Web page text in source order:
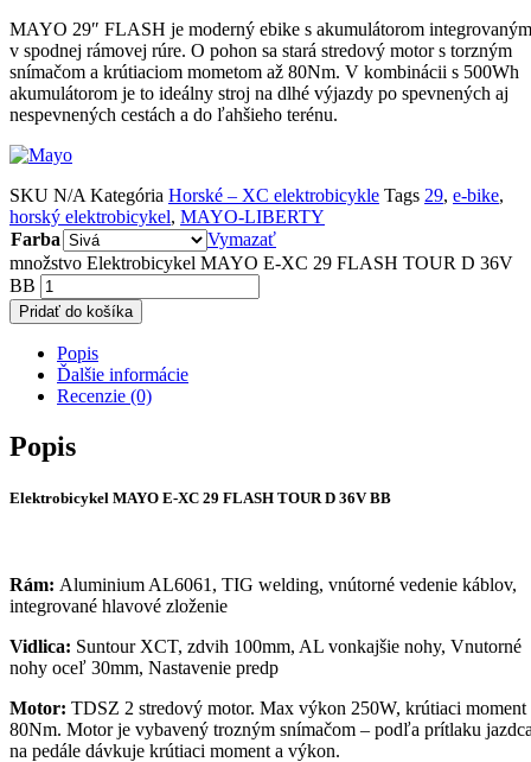
MAYO 29″ FLASH je moderný ebike s akumulátorom integrovaným
v spodnej rámovej rúre. O pohon sa stará stredový motor s torzným
snímačom a krútiaciom mometom až 80Nm. V kombinácii s 500Wh
akumulátorom je to ideálny stroj na dlhé výjazdy po spevnených aj
nespevnených cestách a do ľahšieho terénu.
SKU N/A Kategória Horské – XC elektrobicykle Tags 29, e-bike,
horský elektrobicykel, MAYO-LIBERTY
Farba
Vymazať
množstvo Elektrobicykel MAYO E-XC 29 FLASH TOUR D 36V
BB
Pridať do košíka
Popis
Ďalšie informácie
Recenzie (0)
Popis
Elektrobicykel MAYO E-XC 29 FLASH TOUR D 36V BB
Rám: Aluminium AL6061, TIG welding, vnútorné vedenie káblov,
integrované hlavové zloženie
Vidlica: Suntour XCT, zdvih 100mm, AL vonkajšie nohy, Vnutorné
nohy oceľ 30mm, Nastavenie predp
Motor: TDSZ 2 stredový motor. Max výkon 250W, krútiaci moment
80Nm. Motor je vybavený trozným snímačom – podľa prítlaku
na pedále dávkuje krútiaci moment a výkon.